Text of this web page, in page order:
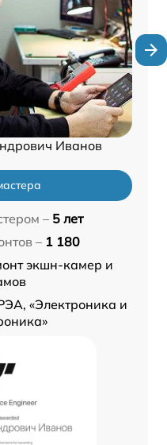
Иванов
– 5 лет
– 1 180
экшн-камер и
«Электроника и